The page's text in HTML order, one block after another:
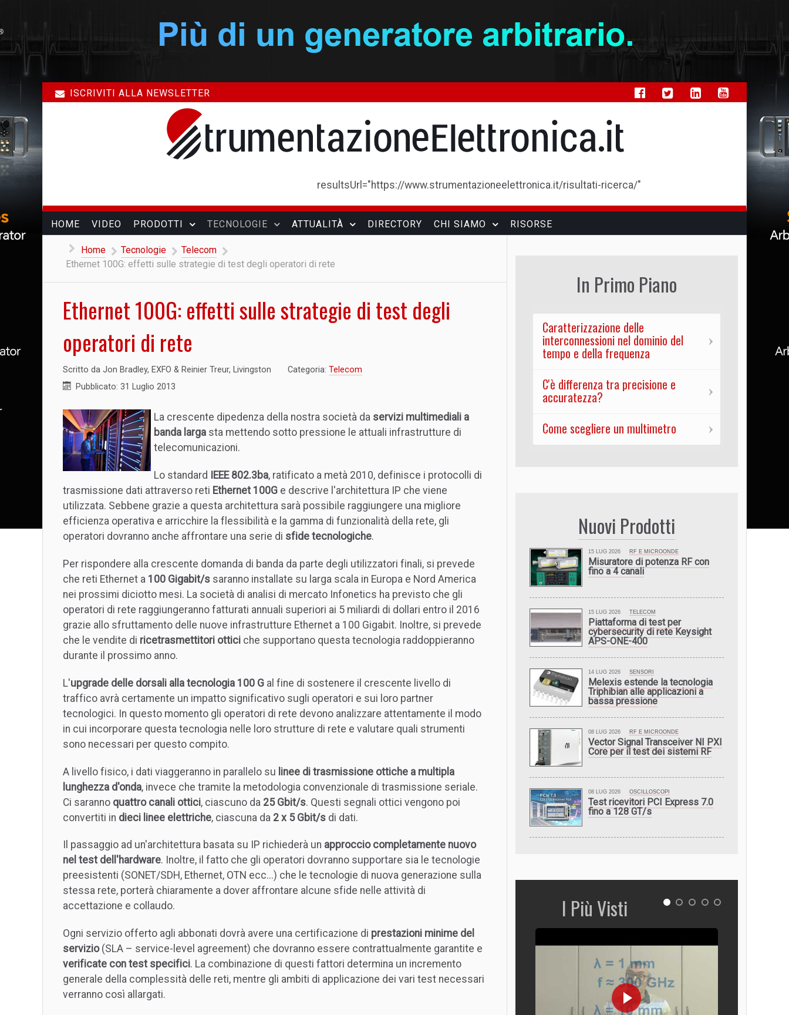
ISCRIVITI ALLA NEWSLETTER
resultsUrl="https://www.strumentazioneelettronica.it/risultati-ricerca/"
HOME VIDEO PRODOTTI TECNOLOGIE ATTUALITÀ DIRECTORY CHI SIAMO RISORSE
Home Tecnologie
Telecom
Ethernet 100G: effetti sulle strategie di test degli operatori di rete
Ethernet 100G: effetti sulle strategie di test degli
operatori di rete
Scritto da Jon Bradley, EXFO & Reinier Treur, Livingston Categoria: Telecom
Pubblicato: 31 Luglio 2013
La crescente dipedenza della nostra società da servizi multimediali a
banda larga sta mettendo sotto pressione le attuali infrastrutture di
telecomunicazioni.
Lo standard IEEE 802.3ba, ratificato a metà 2010, definisce i protocolli di
trasmissione dati attraverso reti Ethernet 100G e descrive l'architettura IP che viene
utilizzata. Sebbene grazie a questa architettura sarà possibile raggiungere una migliore
efficienza operativa e arricchire la flessibilità e la gamma di funzionalità della rete, gli
operatori dovranno anche affrontare una serie di sfide tecnologiche.
Per rispondere alla crescente domanda di banda da parte degli utilizzatori finali, si prevede
che reti Ethernet a 100 Gigabit/s saranno installate su larga scala in Europa e Nord America
nei prossimi diciotto mesi. La società di analisi di mercato Infonetics ha previsto che gli
operatori di rete raggiungeranno fatturati annuali superiori ai 5 miliardi di dollari entro il 2016
grazie allo sfruttamento delle nuove infrastrutture Ethernet a 100 Gigabit. Inoltre, si prevede
che le vendite di ricetrasmettitori ottici che supportano questa tecnologia raddoppieranno
durante il prossimo anno.
L'upgrade delle dorsali alla tecnologia 100 G al fine di sostenere il crescente livello di
traffico avrà certamente un impatto significativo sugli operatori e sui loro partner
tecnologici. In questo momento gli operatori di rete devono analizzare attentamente il modo
in cui incorporare questa tecnologia nelle loro strutture di rete e valutare quali strumenti
sono necessari per questo compito.
A livello fisico, i dati viaggeranno in parallelo su linee di trasmissione ottiche a multipla
lunghezza d'onda, invece che tramite la metodologia convenzionale di trasmissione seriale.
Ci saranno quattro canali ottici, ciascuno da 25 Gbit/s. Questi segnali ottici vengono poi
convertiti in dieci linee elettriche, ciascuna da 2 x 5 Gbit/s di dati.
Il passaggio ad un'architettura basata su IP richiederà un approccio completamente nuovo
nel test dell'hardware. Inoltre, il fatto che gli operatori dovranno supportare sia le tecnologie
preesistenti (SONET/SDH, Ethernet, OTN ecc...) che le tecnologie di nuova generazione sulla
stessa rete, porterà chiaramente a dover affrontare alcune sfide nelle attività di
accettazione e collaudo.
Ogni servizio offerto agli abbonati dovrà avere una certificazione di prestazioni minime del
servizio(SLA – service-level agreement) che dovranno essere contrattualmente garantite e
verificate con test specifici. La combinazione di questi fattori determina un incremento
generale della complessità delle reti, mentre gli ambiti di applicazione dei vari test necessari
verranno così allargati.
In Primo Piano
Caratterizzazione delle
interconnessioni nel dominio del
tempo e della frequenza
C'è differenza tra precisione e
accuratezza?
Come scegliere un multimetro
Nuovi Prodotti
15 LUG 2026 RF E MICROONDE
Misuratore di potenza RF con
fino a 4 canali
15 LUG 2026 TELECOM
Piattaforma di test per
cybersecurity di rete Keysight
APS-ONE-400
14 LUG 2026 SENSORI
Melexis estende la tecnologia
Triphibian alle applicazioni a
bassa pressione
08 LUG 2026 RF E MICROONDE
Vector Signal Transceiver NI PXI
Core per il test dei sistemi RF
08 LUG 2026 OSCILLOSCOPI
Test ricevitori PCI Express 7.0
fino a 128 GT/s
I Più Visti